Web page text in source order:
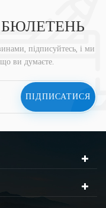
підписуйтесь, і ми
ви думаєте.